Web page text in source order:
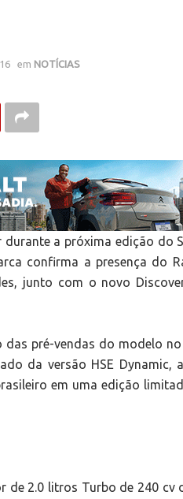
em NOTÍCIAS
durante a próxima edição do
confirma a presença do
junto com o novo
pré-vendas do modelo
da versão HSE
em uma edição
2.0 litros Turbo de 240 cv